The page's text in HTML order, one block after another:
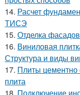
14. Расчет
ТИСЭ
15. Отделка
16. Виниловая
Структура и виды
17. Плиты цементно
плита